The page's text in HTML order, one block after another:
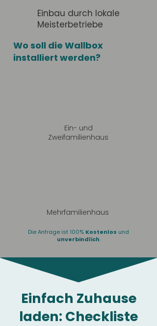
Einbau durch lokale
Meisterbetriebe
Wo soll die Wallbox
installiert werden?
Ein- und
Zweifamilienhaus
Mehrfamilienhaus
Die Anfrage ist 100% Kostenlos und
unverbindlich.
Einfach Zuhause
laden: Checkliste